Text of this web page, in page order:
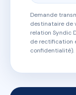
Demande
destinataire de
relation Syndic
de rectification
confidentialité).